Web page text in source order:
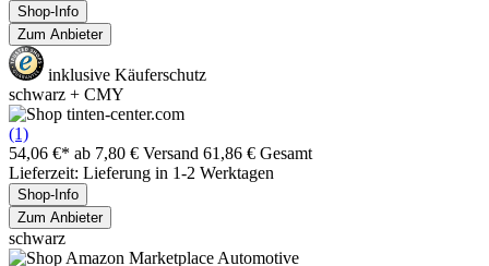
Shop-Info
Zum Anbieter
inklusive Käuferschutz
schwarz + CMY
(1)
54,06 €* ab 7,80 € Versand 61,86 € Gesamt
Lieferzeit: Lieferung in 1-2 Werktagen
Shop-Info
Zum Anbieter
schwarz